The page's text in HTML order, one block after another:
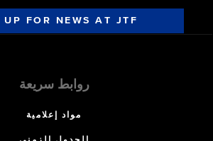
UP FOR NEWS AT JTF
روابط سريعة
مواد إعلامية